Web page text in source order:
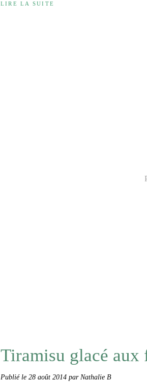
LIRE LA SUITE
Tiramisu glacé aux
Publié le 28 août 2014 par Nathalie B